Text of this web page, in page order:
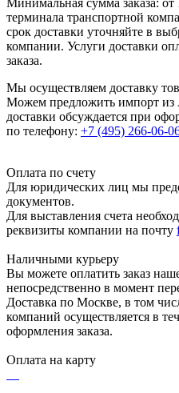
терминала транспортной
срок доставки уточняйте в
компании. Услуги доставки
заказа.
Мы осуществляем доставку
Можем предложить импорт из
доставки обсуждается при
по телефону: +7 (495) 266-06-
Оплата по счету
Для юридических лиц мы
документов.
Для выставления счета
реквизиты компании на почту
Наличными курьеру
Вы можете оплатить заказ
непосредственно в момент
Доставка по Москве, в том
компаний осуществляется в
оформления заказа.
Оплата на карту